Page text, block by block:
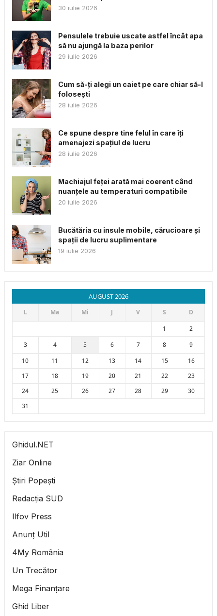
30 iulie 2026
Pensulele trebuie uscate astfel încât apa
să nu ajungă la baza perilor
29 iulie 2026
Cum să-ți alegi un caiet pe care chiar să-l
folosești
28 iulie 2026
Ce spune despre tine felul în care îți
amenajezi spațiul de lucru
28 iulie 2026
Machiajul feței arată mai coerent când
nuanțele au temperaturi compatibile
20 iulie 2026
Bucătăria cu insule mobile, cărucioare și
spații de lucru suplimentare
19 iulie 2026
AUGUST 2026
L Ma Mi J V S
D
1
2
3
4 5 6 7 8
9
10
11 12 13 14 15
16
17
18 19 20 21 22
23
24
25 26 27 28 29
30
31
Ghidul.NET
Ziar Online
Știri Popești
Redacția SUD
Ilfov Press
Anunț Util
4My România
Un Trecător
Mega Finanțare
Ghid Liber